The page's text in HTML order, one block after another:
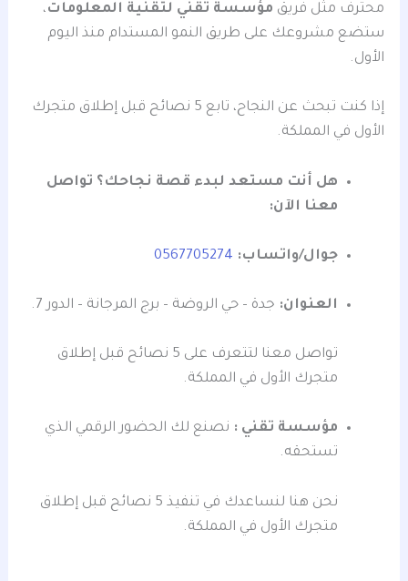
محترف مثل فريق مؤسسة تقني لتقنية المعلومات،
ستضع مشروعك على طريق النمو المستدام منذ اليوم
الأول.
إذا كنت تبحث عن النجاح، تابع 5 نصائح قبل إطلاق متجرك
الأول في المملكة.
هل أنت مستعد لبدء قصة نجاحك؟ تواصل
معنا الآن:
جوال/واتساب: 0567705274
العنوان: جدة – حي الروضة – برج المرجانة – الدور 7.
تواصل معنا لتتعرف على 5 نصائح قبل إطلاق
متجرك الأول في المملكة.
مؤسسة تقني : نصنع لك الحضور الرقمي الذي
تستحقه.
نحن هنا لنساعدك في تنفيذ 5 نصائح قبل إطلاق
متجرك الأول في المملكة.